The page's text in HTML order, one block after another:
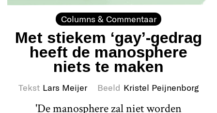
Columns & Commentaar
Met stiekem ‘gay’-gedrag
heeft de manosphere
niets te maken
Tekst Lars Meijer Beeld Kristel Peijnenborg
'De manosphere zal niet worden